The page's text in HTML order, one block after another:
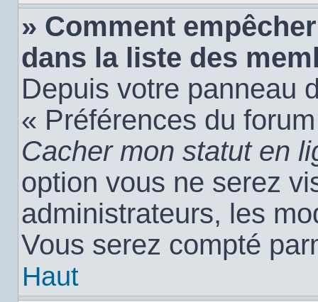
» Comment
dans la liste des
Depuis votre panneau
« Préférences du
Cacher mon statut en
option vous ne serez
administrateurs, les
Vous serez compté
Haut